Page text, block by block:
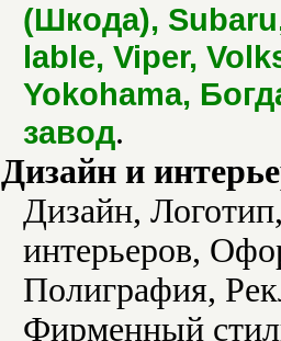
(Шкода),
lable, Viper,
Yokohama,
завод.
Дизайн и
Дизайн,
интерьеров,
Полиграфия,
Фирменный